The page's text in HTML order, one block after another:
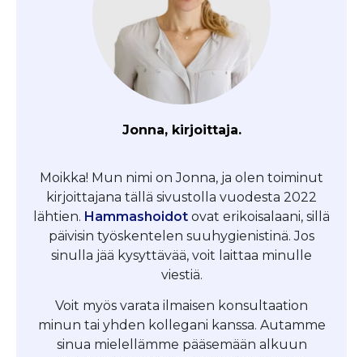
Jonna, kirjoittaja.
Moikka! Mun nimi on Jonna, ja olen toiminut
kirjoittajana tällä sivustolla vuodesta 2022
lähtien. Hammashoidot ovat erikoisalaani, sillä
päivisin työskentelen suuhygienistinä. Jos
sinulla jää kysyttävää, voit laittaa minulle
viestiä.
Voit myös varata ilmaisen konsultaation
minun tai yhden kollegani kanssa. Autamme
sinua mielellämme pääsemään alkuun